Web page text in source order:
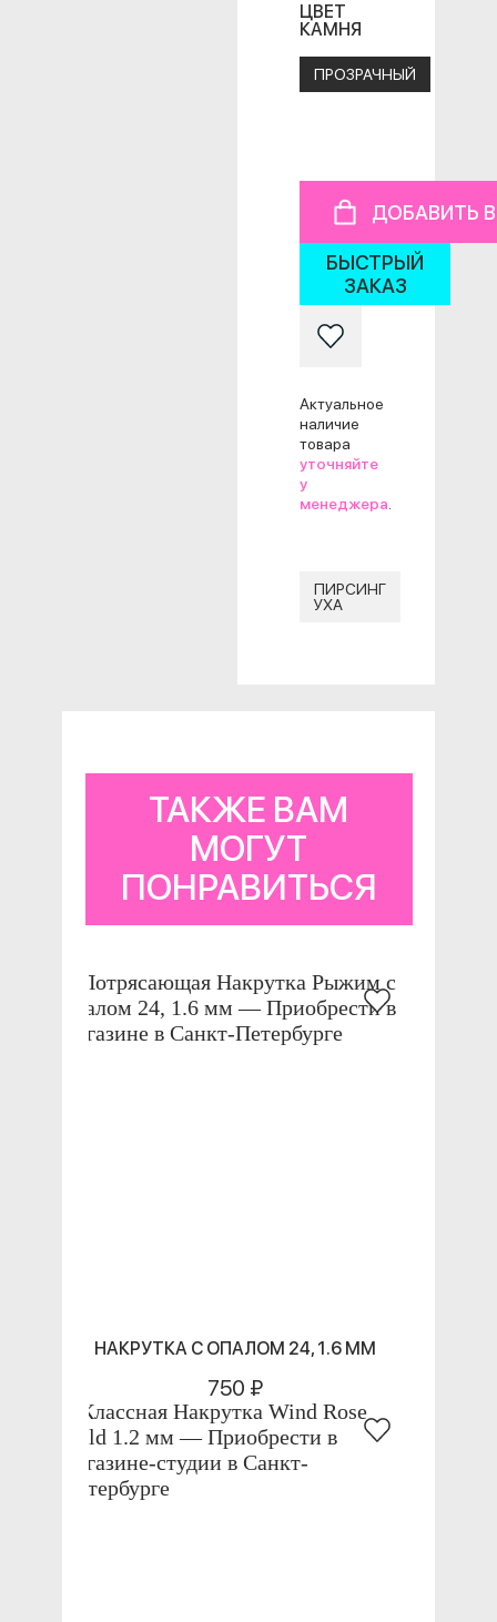
ЦВЕТ
КАМНЯ
ПРОЗРАЧНЫЙ
ДОБАВИТЬ
БЫСТРЫЙ
ЗАКАЗ
Актуальное
наличие
товара
уточняйте
у
менеджера
ПИРСИНГ
УХА
ТАКЖЕ ВАМ
МОГУТ
ПОНРАВИТЬСЯ
НАКРУТКА С ОПАЛОМ 24, 1.6 ММ
750 ₽